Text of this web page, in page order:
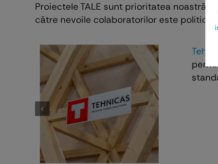
Proiectele TALE sunt prioritatea noastră!
către nevoile colaboratorilor este politica